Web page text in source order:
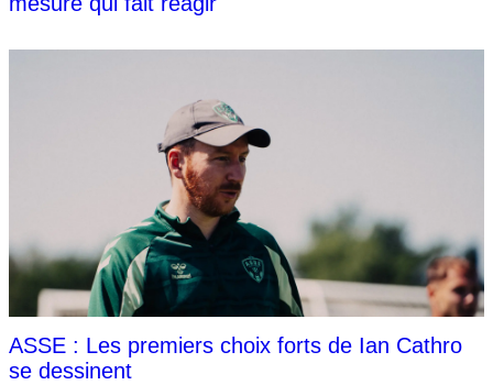
ASSE : Les premiers choix forts de Ian Cathro
se dessinent